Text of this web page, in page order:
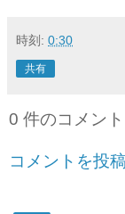
時刻: 0:30
共有
0 件のコメン
コメントを投